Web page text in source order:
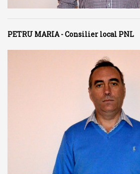
PETRU MARIA - Consilier local PNL